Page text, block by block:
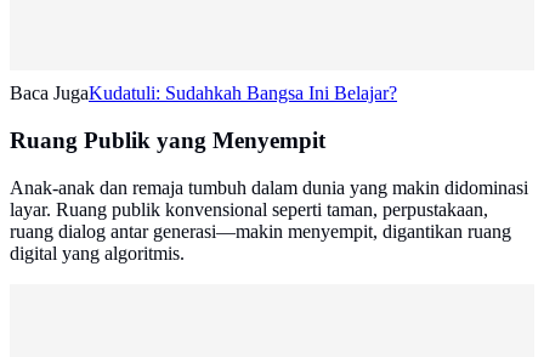
Baca JugaKudatuli: Sudahkah Bangsa Ini Belajar?
Ruang Publik yang Menyempit
Anak-anak dan remaja tumbuh dalam dunia yang makin didominasi
layar. Ruang publik konvensional seperti taman, perpustakaan,
ruang dialog antar generasi—makin menyempit, digantikan ruang
digital yang algoritmis.